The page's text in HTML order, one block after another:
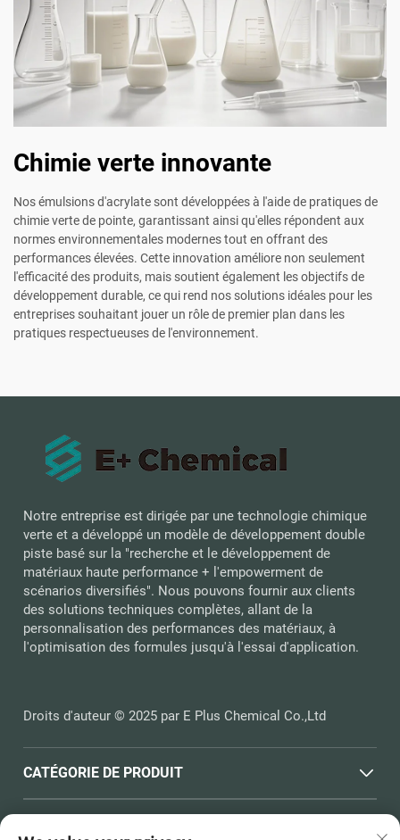
Chimie verte innovante
Nos émulsions d'acrylate sont développées à l'aide de pratiques de
chimie verte de pointe, garantissant ainsi qu'elles répondent aux
normes environnementales modernes tout en offrant des
performances élevées. Cette innovation améliore non seulement
l'efficacité des produits, mais soutient également les objectifs de
développement durable, ce qui rend nos solutions idéales pour les
entreprises souhaitant jouer un rôle de premier plan dans les
pratiques respectueuses de l'environnement.
Notre entreprise est dirigée par une technologie chimique
verte et a développé un modèle de développement double
piste basé sur la "recherche et le développement de
matériaux haute performance + l'empowerment de
scénarios diversifiés". Nous pouvons fournir aux clients
des solutions techniques complètes, allant de la
personnalisation des performances des matériaux, à
l'optimisation des formules jusqu'à l'essai d'application.
Droits d'auteur © 2025 par E Plus Chemical Co.,Ltd
CATÉGORIE DE PRODUIT